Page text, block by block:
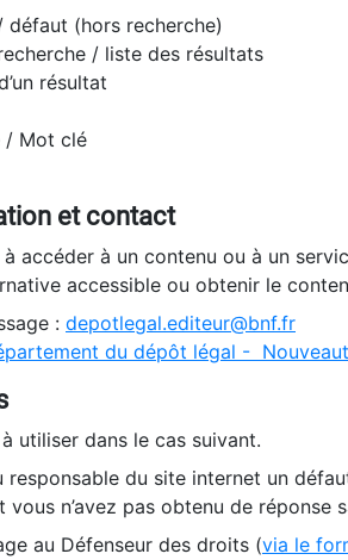
défaut (hors recherche)
/ liste des résultats
résultat
/ Mot clé
et contact
à accéder à un contenu ou à un
accessible ou obtenir le
: depotlegal.editeur@bnf.fr
du dépôt légal -
utiliser dans le cas suivant.
responsable du site internet un
n’avez pas obtenu de réponse
au Défenseur des droits (via le